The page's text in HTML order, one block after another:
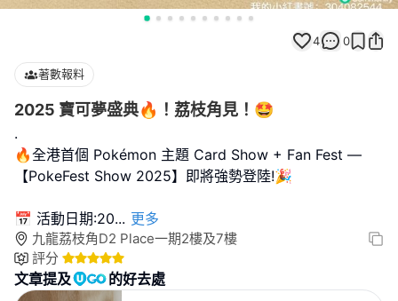
4 0
著數報料
2025 寶可夢盛典🔥！荔枝角見！🤩
.
🔥全港首個 Pokémon 主題 Card Show + Fan Fest —
【PokeFest Show 2025】即將強勢登陸!🎉
📅 活動日期:20... 更多
九龍荔枝角D2 Place一期2樓及7樓
評分
文章提及 的好去處